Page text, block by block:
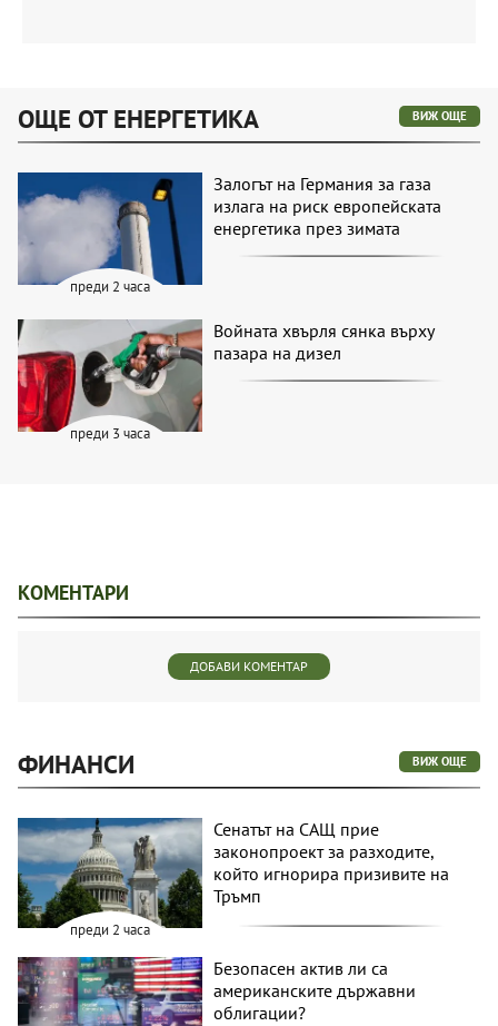
ОЩЕ ОТ ЕНЕРГЕТИКА ВИЖ ОЩЕ
преди 2 часа
Залогът на Германия за газа
излага на риск европейската
енергетика през зимата
преди 3 часа
Войната хвърля сянка върху
пазара на дизел
КОМЕНТАРИ
ДОБАВИ КОМЕНТАР
ФИНАНСИ ВИЖ ОЩЕ
преди 2 часа
Сенатът на САЩ прие
законопроект за разходите,
който игнорира призивите на
Тръмп
Безопасен актив ли са
американските държавни
облигации?